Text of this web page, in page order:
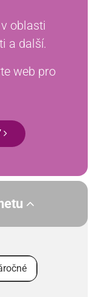
oblasti
a další.
web pro